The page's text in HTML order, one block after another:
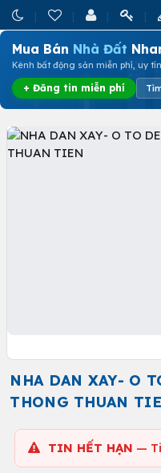
Mua Bán Nhà Đất
Kênh bất động sản miễn phí, uy tín
+ Đăng tin miễn phí
NHA DAN XAY- O
THONG THUAN
TIN HẾT HẠN —